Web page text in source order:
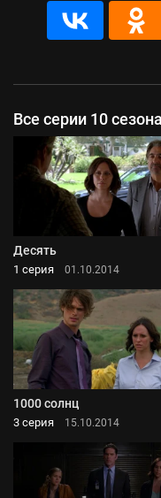
Все серии 10 сезона
Десять
1 серия 01.10.2014
1000 солнц
3 серия 15.10.2014